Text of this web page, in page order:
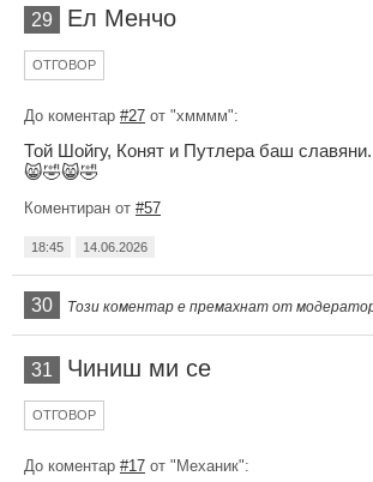
29 Ел Менчо
ОТГОВОР
До коментар #27 от "хмммм":
Той Шойгу, Конят и Путлера баш славяни.
😸🤣😸🤣
Коментиран от #57
18:45 14.06.2026
30 Този коментар е премахнат от
31 Чиниш ми се
ОТГОВОР
До коментар #17 от "Механик":